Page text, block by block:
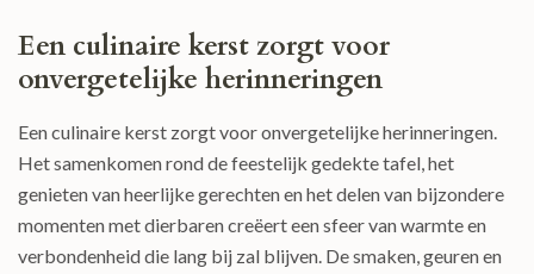
Een culinaire kerst zorgt voor
onvergetelijke herinneringen
Een culinaire kerst zorgt voor onvergetelijke herinneringen.
Het samenkomen rond de feestelijk gedekte tafel, het
genieten van heerlijke gerechten en het delen van bijzondere
momenten met dierbaren creëert een sfeer van warmte en
verbondenheid die lang bij zal blijven. De smaken, geuren en